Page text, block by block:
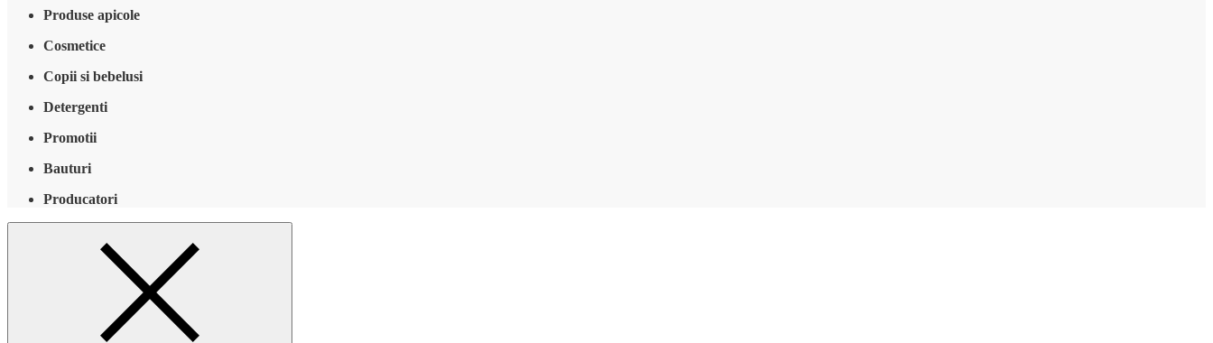
Produse apicole
Cosmetice
Copii si bebelusi
Detergenti
Promotii
Bauturi
Producatori